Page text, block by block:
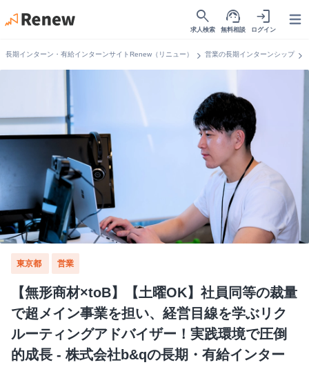
search
求人検索
support_agent
無料相談
login
ログイン
長期インターン・有給インターンサイトRenew（リニュー） chevron_right 営業の長期インターンシップchevron_right
東京都 営業
【無形商材×toB】【土曜OK】社員同等の裁量
で超メイン事業を担い、経営目線を学ぶリク
ルーティングアドバイザー！実践環境で圧倒
的成長 - 株式会社b&qの長期・有給インター